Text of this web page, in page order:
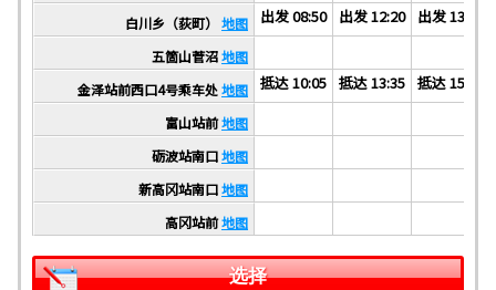
白川乡（荻町） 地图 出发 08:50 出发 12:20 出发 13:50
五箇山菅沼地图
金泽站前西口4号乘车处地图 抵达 10:05 抵达 13:35 抵达 15:05
富山站前地图
砺波站南口地图
新高冈站南口地图
高冈站前地图
选择